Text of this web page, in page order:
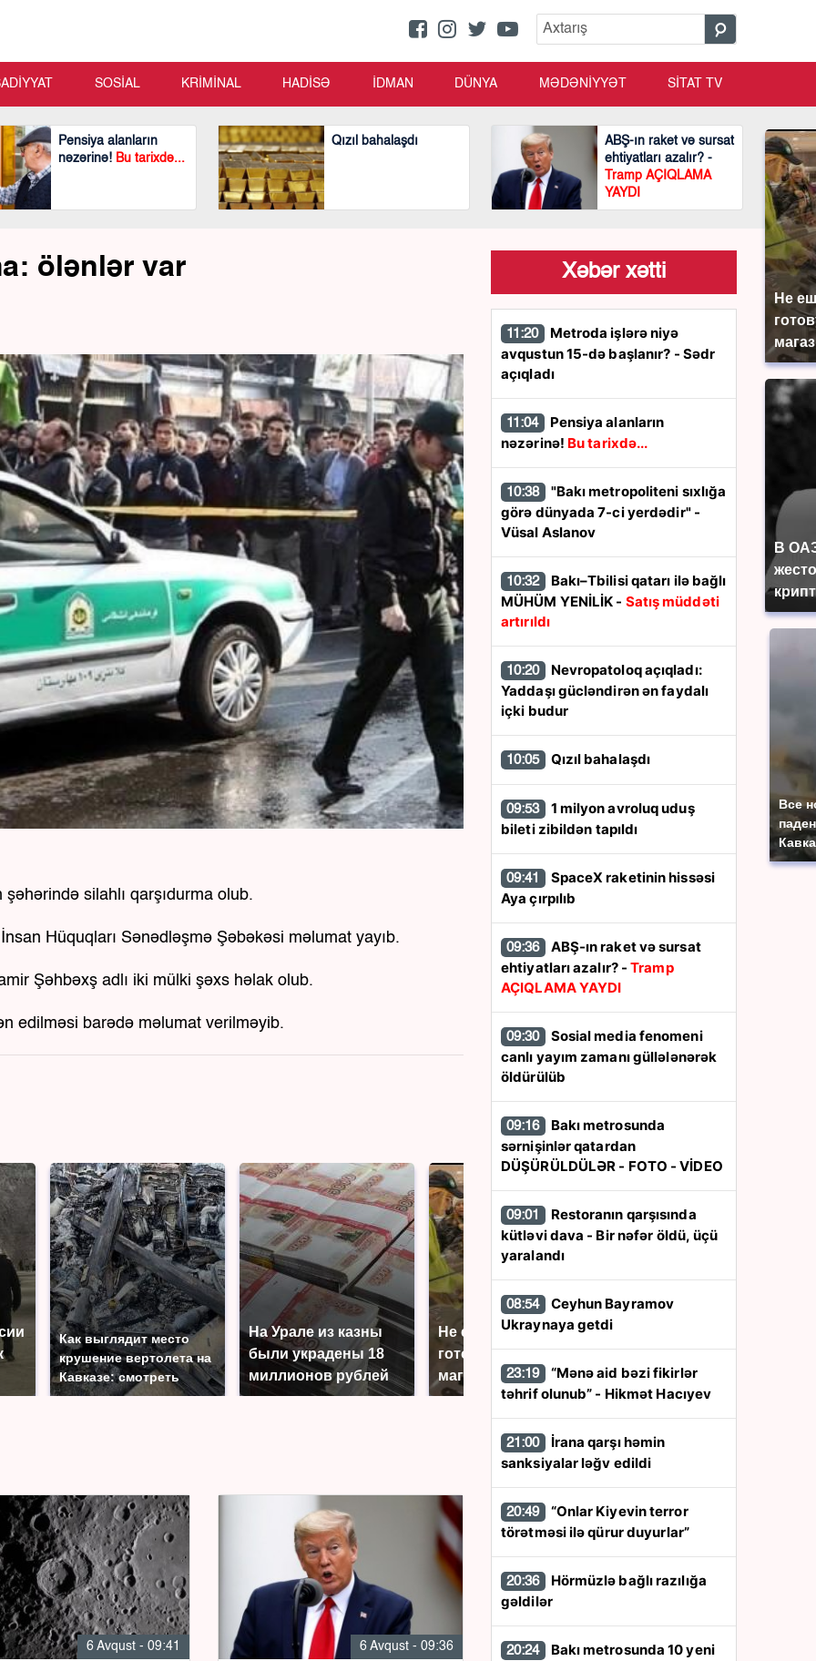
Не
В
Все
SOSİAL KRİMİNAL HADİSƏ İDMAN DÜNYA MƏDƏNİYYƏT SİTAT TV
Pensiya alanların
nəzərinə! Bu tarixdə...
Qızıl bahalaşdı
ABŞ-ın raket və sursat
ehtiyatları azalır? -
Tramp AÇIQLAMA
YAYDI
ölənlər var
silahlı qarşıdurma olub.
Hüquqları Sənədləşmə Şəbəkəsi məlumat yayıb.
Şəhbəxş adlı iki mülki şəxs həlak olub.
edilməsi barədə məlumat verilməyib.
Как выглядит место
крушение вертолета на
Кавказе: смотреть
На Урале из казны
были украдены 18
миллионов рублей
Не ешьте эту
готовую еду из
магазина: список
жестокое убийство
криптомиллионера
6 Avqust - 09:41 6 Avqust - 09:36
Xəbər xətti
11:20
avqustun 15-də başlanır? - Sədr
açıqladı
11:04
nəzərinə! Bu tarixdə...
10:38
görə dünyada 7-ci yerdədir" -
Vüsal Aslanov
10:32
MÜHÜM YENİLİK - Satış müddəti
artırıldı
10:20
Yaddaşı gücləndirən ən faydalı
içki budur
10:05 Qızıl bahalaşdı
09:53
bileti zibildən tapıldı
09:41
Aya çırpılıb
09:36
ehtiyatları azalır? -Tramp
AÇIQLAMA YAYDI
09:30
canlı yayım zamanı güllələnərək
öldürülüb
09:16
sərnişinlər qatardan
DÜŞÜRÜLDÜLƏR - FOTO - VİDEO
09:01
kütləvi dava - Bir nəfər öldü, üçü
yaralandı
08:54
Ukraynaya getdi
23:19
təhrif olunub” - Hikmət Hacıyev
21:00
sanksiyalar ləğv edildi
20:49
törətməsi ilə qürur duyurlar”
20:36
gəldilər
20:24